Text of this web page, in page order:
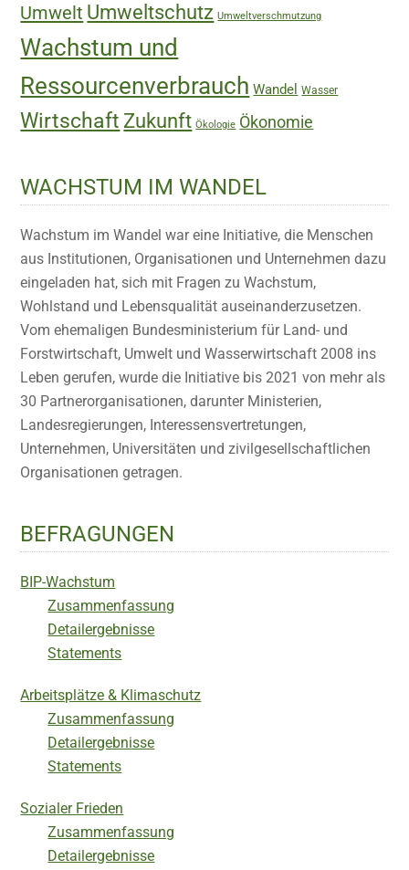
Umwelt Umweltschutz Umweltverschmutzung
Wachstum und
Ressourcenverbrauch Wandel Wasser
Wirtschaft Zukunft Ökologie Ökonomie
WACHSTUM IM WANDEL
Wachstum im Wandel war eine Initiative, die Menschen
aus Institutionen, Organisationen und Unternehmen dazu
eingeladen hat, sich mit Fragen zu Wachstum,
Wohlstand und Lebensqualität auseinanderzusetzen.
Vom ehemaligen Bundesministerium für Land- und
Forstwirtschaft, Umwelt und Wasserwirtschaft 2008 ins
Leben gerufen, wurde die Initiative bis 2021 von mehr als
30 Partnerorganisationen, darunter Ministerien,
Landesregierungen, Interessensvertretungen,
Unternehmen, Universitäten und zivilgesellschaftlichen
Organisationen getragen.
BEFRAGUNGEN
BIP-Wachstum
Zusammenfassung
Detailergebnisse
Statements
Arbeitsplätze & Klimaschutz
Zusammenfassung
Detailergebnisse
Statements
Sozialer Frieden
Zusammenfassung
Detailergebnisse